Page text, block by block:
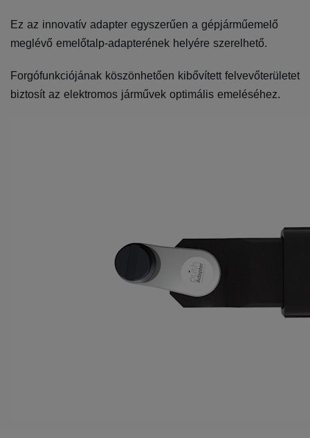
Ez az innovatív adapter egyszerűen a gépjárműemelő
meglévő emelőtalp-adapterének helyére szerelhető.
Forgófunkciójának köszönhetően kibővített felvevőterületet
biztosít az elektromos járművek optimális emeléséhez.